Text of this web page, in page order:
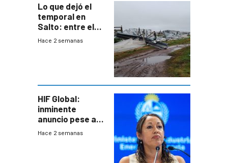
Lo que dejó el
temporal en
Salto: entre el
impacto
Hace 2 semanas
HIF Global:
inminente
anuncio pese a
declaración de
Hace 2 semanas